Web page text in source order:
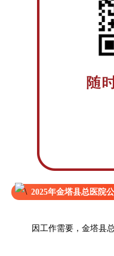
2025年金塔县总医院
因工作需要，金塔县总